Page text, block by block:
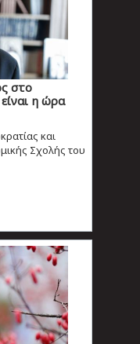
στο
η ώρα
και
Σχολής του